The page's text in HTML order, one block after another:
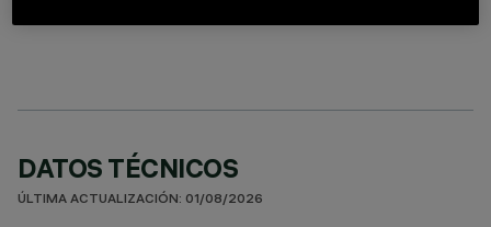
DATOS TÉCNICOS
ÚLTIMA ACTUALIZACIÓN: 01/08/2026